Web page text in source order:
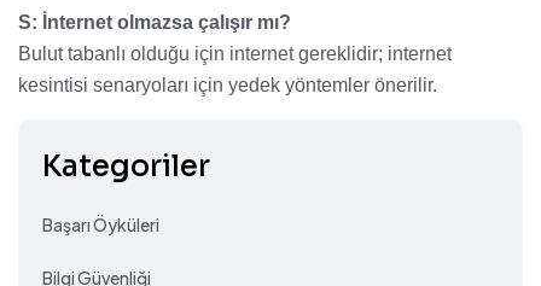
S: İnternet olmazsa çalışır mı?
Bulut tabanlı olduğu için internet gereklidir; internet
kesintisi senaryoları için yedek yöntemler önerilir.
Kategoriler
Başarı Öyküleri
Bilgi Güvenliği